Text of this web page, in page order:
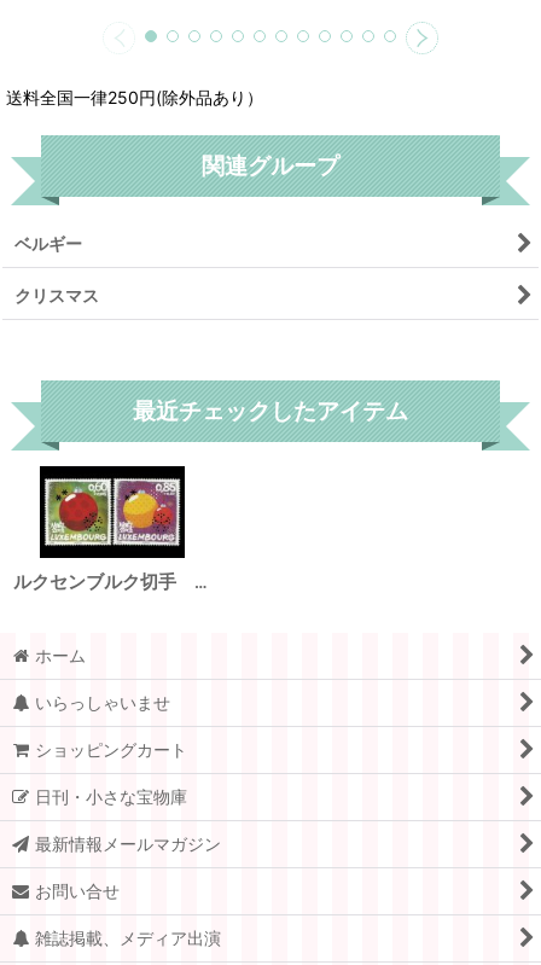
送料全国一律250円(除外品あり）
関連グループ
ベルギー
クリスマス
最近チェックしたアイテム
ルクセンブルク切手 2013年 クリスマス 2種
ホーム
いらっしゃいませ
ショッピングカート
日刊・小さな宝物庫
最新情報メールマガジン
お問い合せ
雑誌掲載、メディア出演